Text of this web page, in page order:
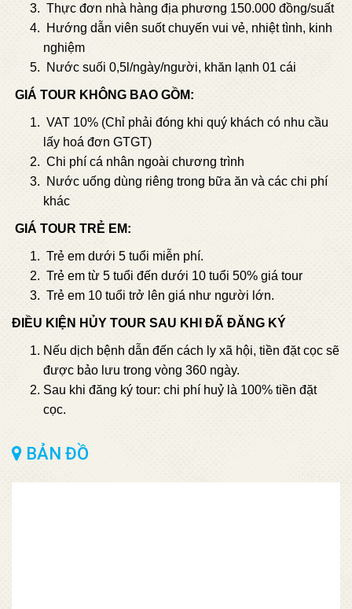
Thực đơn nhà hàng địa phương 150.000 đồng/suất
Hướng dẫn viên suốt chuyến vui vẻ, nhiệt tình, kinh
nghiệm
Nước suối 0,5l/ngày/người, khăn lạnh 01 cái
GIÁ TOUR KHÔNG BAO GỒM:
VAT 10% (Chỉ phải đóng khi quý khách có nhu cầu
lấy hoá đơn GTGT)
Chi phí cá nhân ngoài chương trình​
Nước uống dùng riêng trong bữa ăn và các chi phí
khác
GIÁ TOUR TRẺ EM:
Trẻ em dưới 5 tuổi miễn phí.
Trẻ em từ 5 tuổi đến dưới 10 tuổi 50% giá tour
Trẻ em 10 tuổi trở lên giá như người lớn.
ĐIỀU KIỆN HỦY TOUR SAU KHI ĐÃ ĐĂNG KÝ
Nếu dịch bệnh dẫn đến cách ly xã hội, tiền đặt cọc sẽ
được bảo lưu trong vòng 360 ngày.
Sau khi đăng ký tour: chi phí huỷ là 100% tiền đặt
cọc.
BẢN ĐỒ